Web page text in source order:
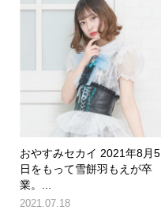
おやすみセカイ 2021年8月5
日をもって雪餅羽もえが卒
業。...
2021.07.18